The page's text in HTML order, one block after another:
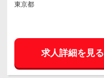
東京都
求人詳細を見る